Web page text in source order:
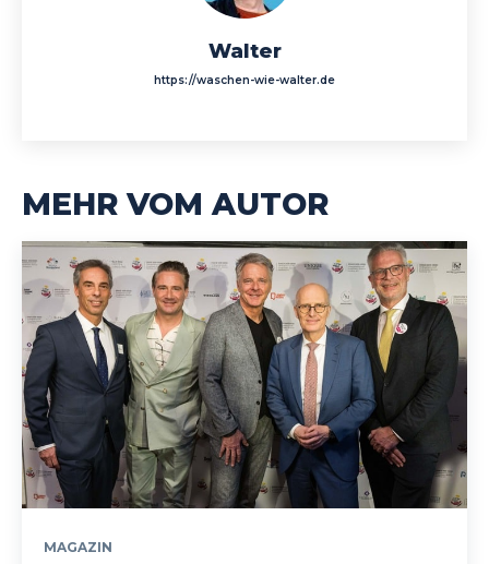
Walter
https://waschen-wie-walter.de
MEHR VOM AUTOR
MAGAZIN